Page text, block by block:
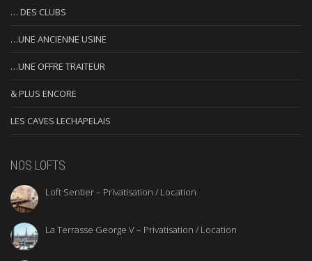
… DES CLUBS
…UNE ANCIENNE USINE
…UNE OFFRE TRAITEUR
& PLUS ENCORE
LES CAVES LECHAPELAIS
NOS LOFTS
Loft Sentier – Privatisation / Location
La Terrasse George V – Privatisation / Location